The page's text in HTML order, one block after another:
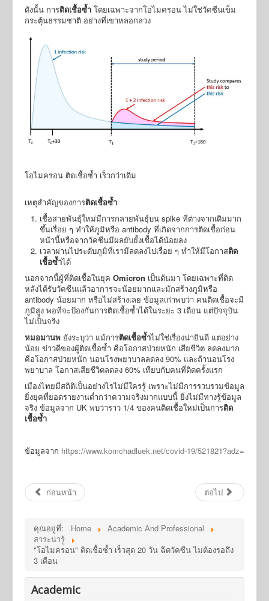
ดังนั้น การติดเชื้อซ้ำ โดยเฉพาะจากโอไมครอน ไม่ใช่วัคซีนเข็ม
กระตุ้นธรรมชาติ อย่างที่เขาหลอกลวง
โอไมครอน ติดเชื้อซ้ำ เร็วกว่าเดิม
เหตุสำคัญของการติดเชื้อซ้ำ
เชื้อสายพันธุ์ใหม่มีการกลายพันธุ์บน spike ที่ต่างจากเดิมมาก
ขึ้นเรื่อย ๆ ทำให้ภูมิหรือ antibody ที่เกิดจากการติดเชื้อก่อน
หน้านี้หรือจากวัคซีนมีผลยับยั้งเชื้อได้น้อยลง
เวลาผ่านไประดับภูมิที่เรามีลดลงไปเรื่อย ๆ ทำให้มีโอกาสติด
เชื้อซ้ำได้
นอกจากนี้ผู้ที่ติดเชื้อในยุค Omicron เป็นต้นมา โดยเฉพาะที่ติด
หลังได้รับวัคซีนแล้วอาการจะน้อยมากและมักสร้างภูมิหรือ
antibody น้อยมาก หรือไม่สร้างเลย ข้อมูลเก่าพบว่า คนติดเชื้อจะมี
ภูมิสูง พอที่จะป้องกันการติดเชื้อซ้ำได้ในระยะ 3 เดือน แต่ปัจจุบัน
ไม่เป็นจริง
หมอมานพ ยังระบุว่า แม้การติดเชื้อซ้ำไม่ใช่เรื่องน่ายินดี แต่อย่าง
น้อย ข่าวดีของผู้ติดเชื้อซ้ำ คือโอกาสป่วยหนัก เสียชีวิต ลดลงมาก
คือโอกาสป่วยหนัก นอนโรงพยาบาลลดลง 90% และถ้านอนโรง
พยาบาล โอกาสเสียชีวิตลดลง 60% เทียบกับคนที่ติดครั้งแรก
เมืองไทยมีสถิติเป็นอย่างไรไม่มีใครรู้ เพราะไม่มีการรวบรวมข้อมูล
ยิ่งยุคที่ยอดรายงานต่ำกว่าความจริงมากแบบนี้ ยิ่งไม่มีทางรู้ข้อมูล
จริง ข้อมูลจาก UK พบว่าราว 1/4 ของคนติดเชื้อใหม่เป็นการติด
เชื้อซ้ำ
ข้อมูลจาก https://www.komchadluek.net/covid-19/521821?adz=
ก่อนหน้า ต่อไป
คุณอยู่ที่: Home
Academic And Professional
สาระน่ารู้
"โอไมครอน" ติดเชื้อซ้ำ เร็วสุด 20 วัน ฉีดวัคซีน ไม่ต้องรอถึง
3 เดือน
Academic